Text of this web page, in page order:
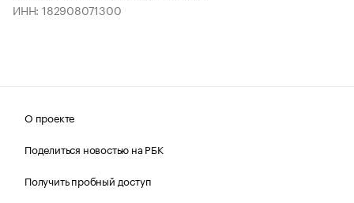
ИНН: 182908071300
О проекте
Поделиться новостью на РБК
Получить пробный доступ